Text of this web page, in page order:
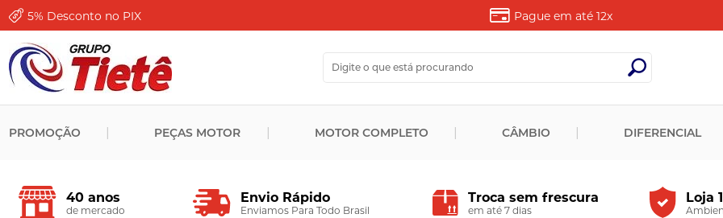
5% Desconto no PIX Pague em até 12x
PROMOÇÃO PEÇAS MOTOR MOTOR COMPLETO CÂMBIO DIFERENCIAL
40 anos
de mercado
Envio Rápido
Enviamos Para Todo Brasil
Troca sem frescura
em até 7 dias
Loja